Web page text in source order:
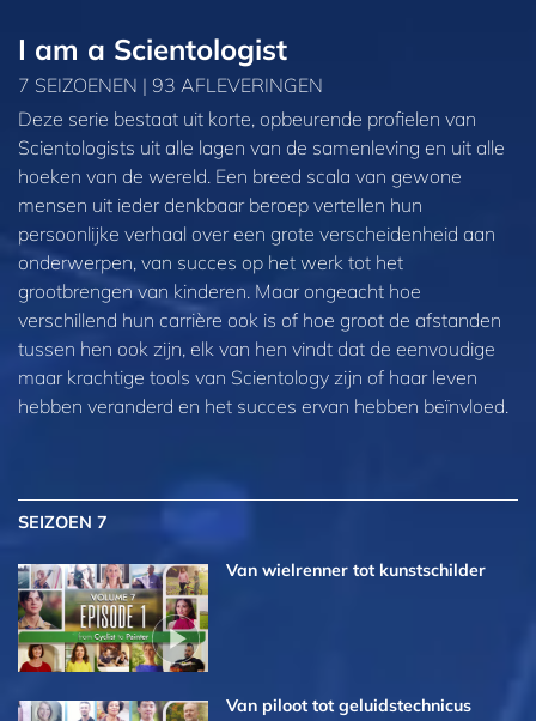
I am a Scientologist
7 SEIZOENEN | 93 AFLEVERINGEN
Deze serie bestaat uit korte, opbeurende profielen van
Scientologists uit alle lagen van de samenleving en uit alle
hoeken van de wereld. Een breed scala van gewone
mensen uit ieder denkbaar beroep vertellen hun
persoonlijke verhaal over een grote verscheidenheid aan
onderwerpen, van succes op het werk tot het
grootbrengen van kinderen. Maar ongeacht hoe
verschillend hun carrière ook is of hoe groot de afstanden
tussen hen ook zijn, elk van hen vindt dat de eenvoudige
maar krachtige tools van Scientology zijn of haar leven
hebben veranderd en het succes ervan hebben beïnvloed.
SEIZOEN 7
Van wielrenner tot kunstschilder
Van piloot tot geluidstechnicus